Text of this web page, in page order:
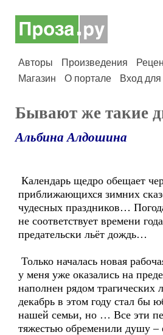
Авторы Произведения
Магазин
О портале Вход
Бывают же такие
Альбина Алдошина
Календарь щедро обещает
приближающихся зимних
чудесных праздников…
не соответствует времени
предательски льёт дождь…
Только началась новая
у меня уже оказались на
наполнен рядом трагических
декабрь в этом году стал бы
нашей семьи, но … Все эти
тяжестью обременили душу –